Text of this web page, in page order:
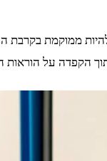
ממוקמת בקרבת
על הוראות